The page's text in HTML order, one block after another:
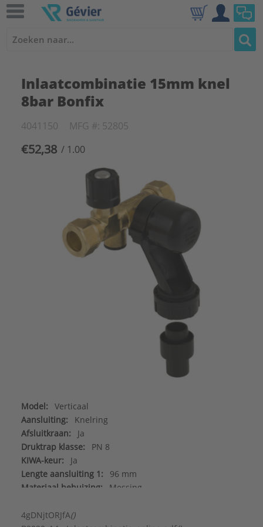
Inlaatcombinatie 15mm knel
8bar Bonfix
4041150 MFG #: 52805
€52,38 / 1.00
Model:
Verticaal
Aansluiting:
Knelring
Afsluitkraan:
Ja
Druktrap klasse:
PN 8
KIWA-keur:
Ja
Lengte aansluiting 1:
96 mm
Materiaal behuizing:
Messing
Merk:
Bonfix
4gDNjtORJfA()